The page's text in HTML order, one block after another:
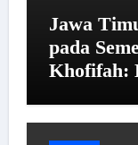
Jawa
pada
Khofifah:
Menurun